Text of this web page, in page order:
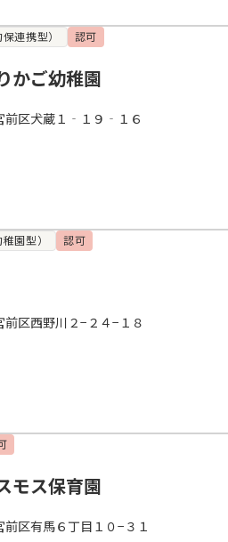
連携型） 認可
かご幼稚園
前区犬蔵１‐１９‐１６
園型） 認可
区西野川２−２４−１８
モス保育園
区有馬６丁目１０−３１